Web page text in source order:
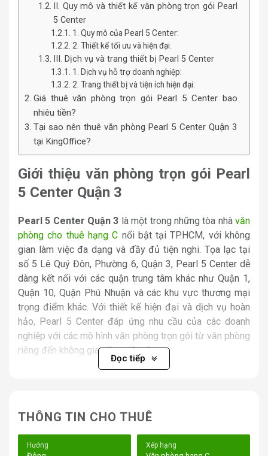
II. Quy mô và thiết kế văn phòng trọn gói Pearl
5 Center
1. Quy mô của Pearl 5 Center:
2. Thiết kế tối ưu và hiện đại:
III. Dịch vụ và trang thiết bị Pearl 5 Center
1. Dịch vụ hỗ trợ doanh nghiệp:
2. Trang thiết bị và tiện ích hiện đại:
Giá thuê văn phòng trọn gói Pearl 5 Center bao
nhiêu tiền?
Tại sao nên thuê văn phòng Pearl 5 Center Quận 3
tại KingOffice?
Giới thiệu văn phòng trọn gói Pearl
5 Center Quận 3
Pearl 5 Center Quận 3 là một trong những tòa nhàvăn
phòng cho thuê hạng C nổi bật tại TP.HCM, với không
gian làm việc đa dạng và đầy đủ tiện nghi. Tọa lạc tại
số 5 Lê Quý Đôn, Phường 6, Quận 3, Pearl 5 Center dễ
dàng kết nối với các quận trung tâm khác như Quận 1,
Quận 10, Quận Phú Nhuận và các khu vực thương mại
trọng điểm khác. Với thiết kế hiện đại và dịch vụ hoàn
hảo, Pearl 5 Center đáp ứng nhu cầu của các doanh
nghiệp với các mô hình văn phòng trọn gói từ văn phòng
riêng đến không gian làm việc chung.
Đọc tiếp
THÔNG TIN CHO THUÊ
Hướng Xếp hạng